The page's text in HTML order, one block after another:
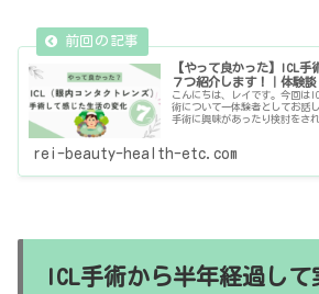
【やって良かった】ICL
７つ紹介します！｜体験談
こんにちは、レイです。今回は
術について一体験者としてお話
手術に興味があったり検討をさ
rei-beauty-health-etc.com
ICL手術から半年経過して